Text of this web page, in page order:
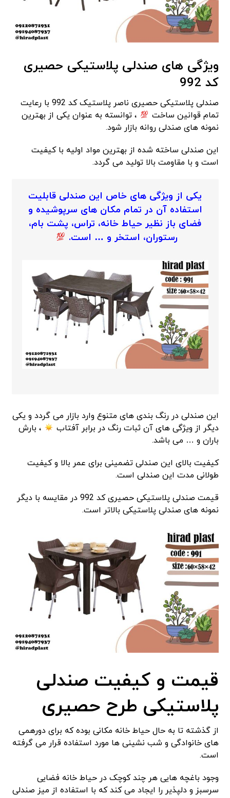
ویژگی های صندلی پلاستیکی حصیری
کد 992
صندلی پلاستیکی حصیری ناصر پلاستیک کد 992 با رعایت
تمام قوانین ساخت
، توانسته به عنوان یکی از بهترین
نمونه های صندلی روانه بازار شود.
این صندلی ساخته شده از بهترین مواد اولیه با کیفیت
است و با مقاومت بالا تولید می گردد.
یکی از ویژگی های خاص این صندلی قابلیت
استفاده آن در تمام مکان های سرپوشیده و
فضای باز نظیر حیاط خانه، تراس، پشت بام،
رستوران، استخر و … است.
این صندلی در رنگ بندی های متنوع وارد بازار می گردد و یکی
دیگر از ویژگی های آن ثبات رنگ در برابر آفتاب
، بارش
باران و … می باشد.
کیفیت بالای این صندلی تضمینی برای عمر بالا و کیفیت
طولانی مدت این صندلی است.
قیمت صندلی پلاستیکی حصیری کد 992 در مقایسه با دیگر
نمونه های صندلی پلاستیکی بالاتر است.
قیمت و کیفیت صندلی
پلاستیکی طرح حصیری
از گذشته تا به حال حیاط خانه مکانی بوده که برای دورهمی
های خانوادگی و شب نشینی ها مورد استفاده قرار می گرفته
است.
وجود باغچه هایی هر چند کوچک در حیاط خانه فضایی
سرسبز و دلپذیر را ایجاد می کند که با استفاده از میز صندلی